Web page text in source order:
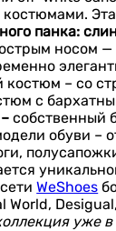
панка:
носом —
– со
с
–собственный
обуви –
WeShoes
World,
уже